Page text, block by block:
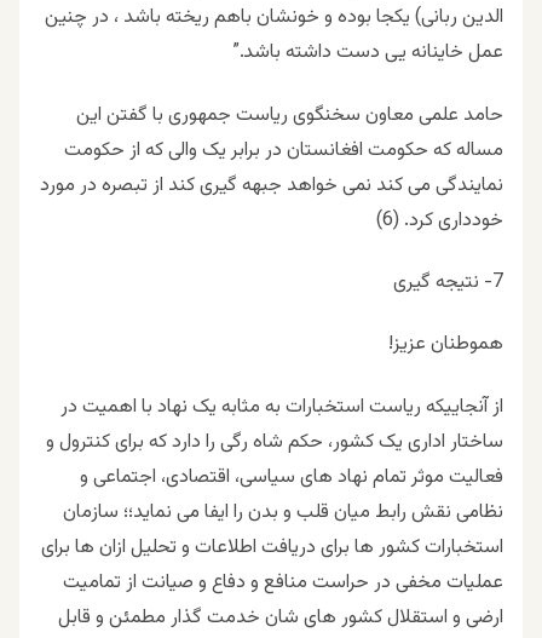
الدین ربانی) یکجا بوده و خونشان باهم ریخته باشد ، در چنین
عمل خاینانه یی دست داشته باشد.”
حامد علمی معاون سخنگوی ریاست جمهوری با گفتن این
مساله که حکومت افغانستان در برابر یک والی که از حکومت
نمایندگی می کند نمی خواهد جبهه گیری کند از تبصره در مورد
خودداری کرد. (6)
7- نتیجه گیری
هموطنان عزیز!
از آنجاییکه ریاست استخبارات به مثابه یک نهاد با اهمیت در
ساختار اداری یک کشور، حکم شاه رگی را دارد که برای کنترول و
فعالیت موثر تمام نهاد های سیاسی، اقتصادی، اجتماعی و
نظامی نقش رابط میان قلب و بدن را ایفا می نماید؛؛ سازمان
استخبارات کشور ها برای دریافت اطلاعات و تحلیل ازان ها برای
عملیات مخفی در حراست منافع و دفاع و صیانت از تمامیت
ارضی و استقلال کشور های شان خدمت گذار مطمئن و قابل